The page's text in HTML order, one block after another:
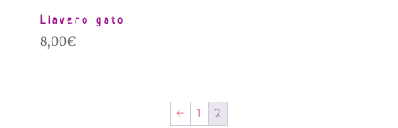
Llavero gato
8,00€
← 1 2